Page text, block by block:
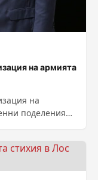
на армията
на
поделения